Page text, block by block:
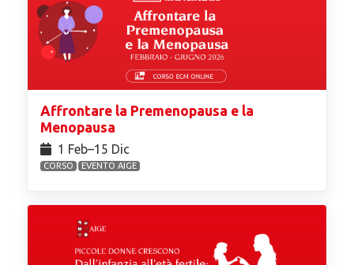
Affrontare la Premenopausa e la
Menopausa
1 Feb⁠–15 Dic
CORSO EVENTO AIGE